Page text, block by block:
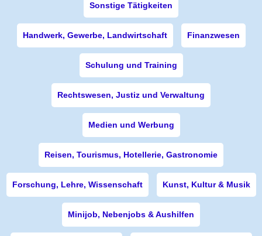
Sonstige Tätigkeiten
Handwerk, Gewerbe, Landwirtschaft Finanzwesen
Schulung und Training
Rechtswesen, Justiz und Verwaltung
Medien und Werbung
Reisen, Tourismus, Hotellerie, Gastronomie
Forschung, Lehre, Wissenschaft Kunst, Kultur & Musik
Minijob, Nebenjobs & Aushilfen